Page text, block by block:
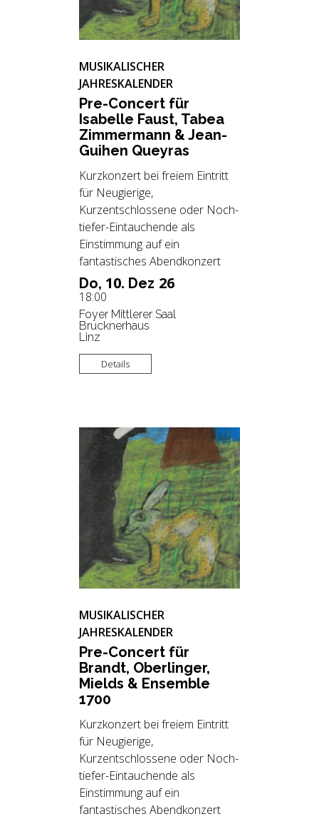
Do, 10. Dez 26
18:00
Foyer Mittlerer Saal
Brucknerhaus
Linz
MUSIKALISCHER
JAHRESKALENDER
Pre-Con­cert für
Isa­bel­le Faust, Tabea
Zim­mer­mann & Jean-
Gui­hen Quey­ras
Kurzkonzert bei freiem Eintritt
für Neugierige,
Kurzentschlossene oder Noch-
tiefer-Eintauchende als
Einstimmung auf ein
fantastisches Abendkonzert
Details
MUSIKALISCHER
JAHRESKALENDER
Pre-Con­cert für
Brandt, Ober­lin­ger,
Miel­ds & En­sem­ble
1700
Kurzkonzert bei freiem Eintritt
für Neugierige,
Kurzentschlossene oder Noch-
tiefer-Eintauchende als
Einstimmung auf ein
fantastisches Abendkonzert